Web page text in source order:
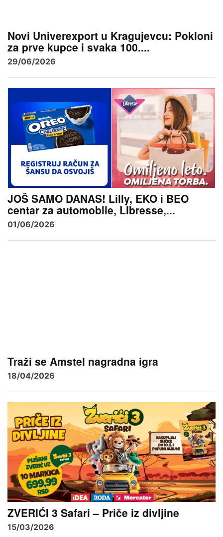
Novi Univerexport u Kragujevcu: Pokloni
za prve kupce i svaka 100....
29/06/2026
JOŠ SAMO DANAS! Lilly, EKO i BEO
centar za automobile, Libresse,...
01/06/2026
Traži se Amstel nagradna igra
18/04/2026
ZVERIĆI 3 Safari – Priče iz divljine
15/03/2026